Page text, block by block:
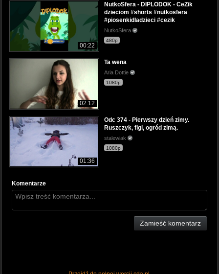
00:22
NutkoSfera - DIPLODOK - CeZik
dzieciom #shorts #nutkosfera
#piosenkidladzieci #cezik
NutkoSfera
480p
02:12
Ta wena
Aria Dottie
1080p
01:36
Odc 374 - Pierwszy dzień zimy.
Ruszczyk, figi, ogród zimą.
stalewiak
1080p
Komentarze
Zamieść komentarz